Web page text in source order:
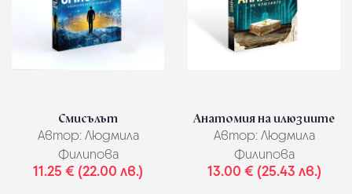
Смисълът
Автор: Людмила
Филипова
11.25 € (22.00 лв.)
Анатомия на илюзиите
Автор: Людмила
Филипова
13.00 € (25.43 лв.)